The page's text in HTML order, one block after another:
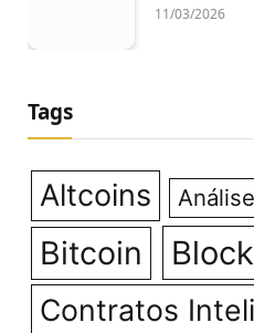
11/03/2026
Tags
Altcoins Análise
Bitcoin
Contratos